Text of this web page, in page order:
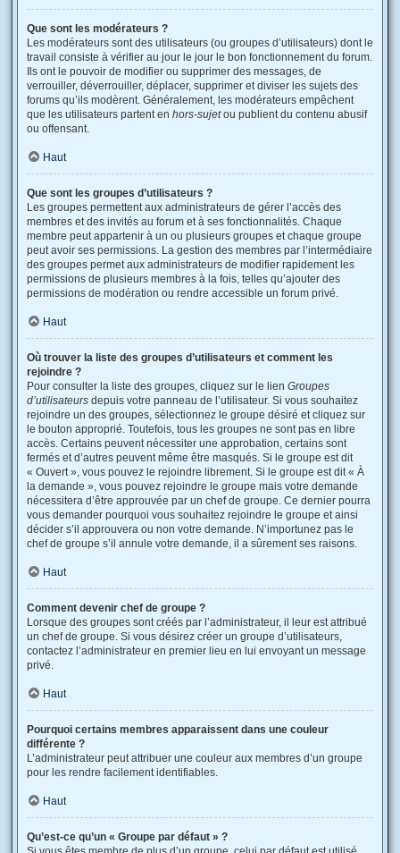
Que sont les modérateurs ?
Les modérateurs sont des utilisateurs (ou groupes d’utilisateurs) dont le
travail consiste à vérifier au jour le jour le bon fonctionnement du forum.
Ils ont le pouvoir de modifier ou supprimer des messages, de
verrouiller, déverrouiller, déplacer, supprimer et diviser les sujets des
forums qu’ils modèrent. Généralement, les modérateurs empêchent
que les utilisateurs partent en hors-sujetou publient du contenu abusif
ou offensant.
Haut
Que sont les groupes d’utilisateurs ?
Les groupes permettent aux administrateurs de gérer l’accès des
membres et des invités au forum et à ses fonctionnalités. Chaque
membre peut appartenir à un ou plusieurs groupes et chaque groupe
peut avoir ses permissions. La gestion des membres par l’intermédiaire
des groupes permet aux administrateurs de modifier rapidement les
permissions de plusieurs membres à la fois, telles qu’ajouter des
permissions de modération ou rendre accessible un forum privé.
Haut
Où trouver la liste des groupes d’utilisateurs et comment les
rejoindre ?
Pour consulter la liste des groupes, cliquez sur le lien Groupes
d’utilisateurs depuis votre panneau de l’utilisateur. Si vous souhaitez
rejoindre un des groupes, sélectionnez le groupe désiré et cliquez sur
le bouton approprié. Toutefois, tous les groupes ne sont pas en libre
accès. Certains peuvent nécessiter une approbation, certains sont
fermés et d’autres peuvent même être masqués. Si le groupe est dit
« Ouvert », vous pouvez le rejoindre librement. Si le groupe est dit « À
la demande », vous pouvez rejoindre le groupe mais votre demande
nécessitera d’être approuvée par un chef de groupe. Ce dernier pourra
vous demander pourquoi vous souhaitez rejoindre le groupe et ainsi
décider s’il approuvera ou non votre demande. N’importunez pas le
chef de groupe s’il annule votre demande, il a sûrement ses raisons.
Haut
Comment devenir chef de groupe ?
Lorsque des groupes sont créés par l’administrateur, il leur est attribué
un chef de groupe. Si vous désirez créer un groupe d’utilisateurs,
contactez l’administrateur en premier lieu en lui envoyant un message
privé.
Haut
Pourquoi certains membres apparaissent dans une couleur
différente ?
L’administrateur peut attribuer une couleur aux membres d’un groupe
pour les rendre facilement identifiables.
Haut
Qu’est-ce qu’un « Groupe par défaut » ?